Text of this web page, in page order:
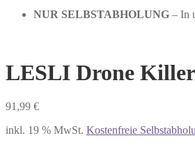
NUR SELBSTABHOLUNG – In
LESLI Drone Killer
91,99 €
inkl. 19 % MwSt. Kostenfreie